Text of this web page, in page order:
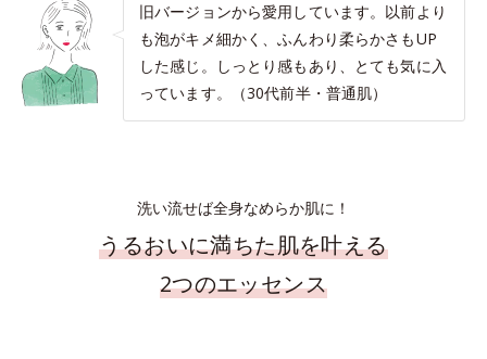
旧バージョンから愛用しています。以前より
も泡がキメ細かく、ふんわり柔らかさもUP
した感じ。しっとり感もあり、とても気に入
っています。（30代前半・普通肌）
洗い流せば全身なめらか肌に！
うるおいに満ちた肌を叶える
2つのエッセンス